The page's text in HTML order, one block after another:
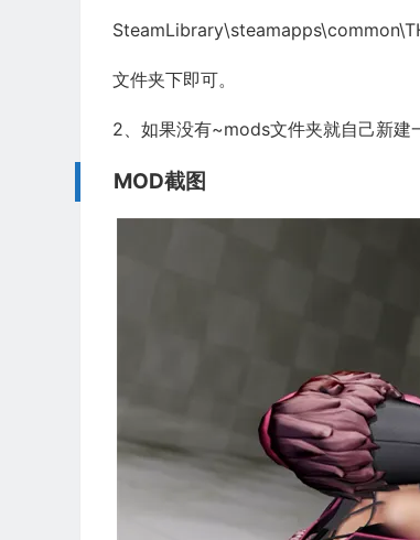
文件夹下即可。
2、如果没有~mods文件夹就自己新建
MOD截图